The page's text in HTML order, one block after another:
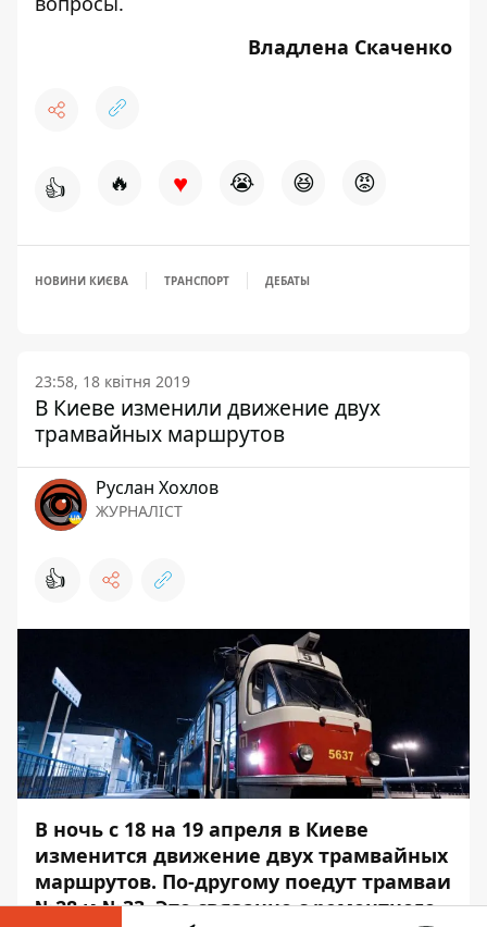
Владлена Скаченко
👍 🔥 ♥ 😭 😆 😡
НОВИНИ КИЄВА ТРАНСПОРТ ДЕБАТЫ
23:58, 18 квітня 2019
В Киеве изменили движение двух
трамвайных маршрутов
Руслан Хохлов
ЖУРНАЛІСТ
👍
В ночь с 18 на 19 апреля в Киеве
изменится движение двух трамвайных
маршрутов. По-другому поедут трамваи
№28 и №33. Это связанно с ремонтного